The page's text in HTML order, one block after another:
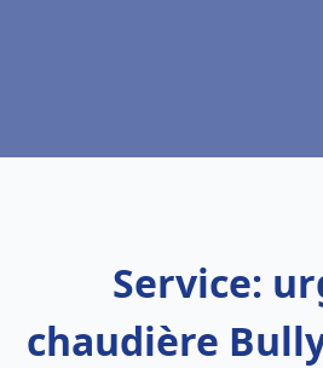
Service:
chaudière